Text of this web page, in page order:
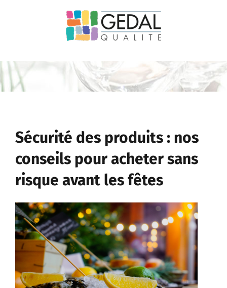
Sécurité des produits : nos
conseils pour acheter sans
risque avant les fêtes